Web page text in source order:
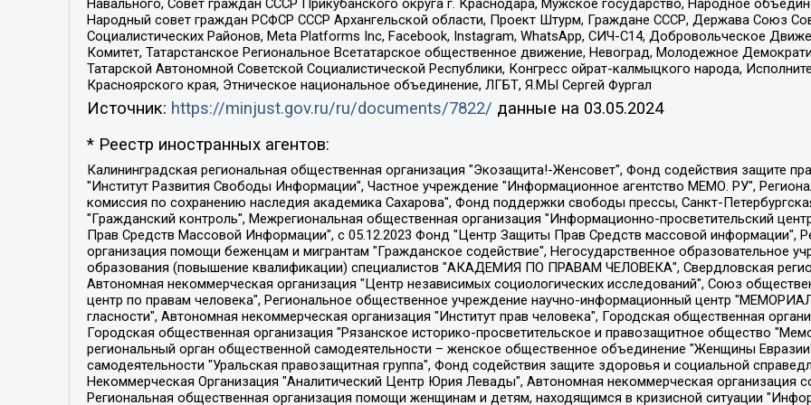
Навального, Совет граждан СССР Прикубанского округа г. Краснодара, Мужское государство, Народное
Народный совет граждан РСФСР СССР Архангельской области, Проект Штурм, Граждане СССР, Держава Союз
Социалистических Районов, Meta Platforms Inc, Facebook, Instagram, WhatsApp, СИЧ-С14, Добровольческое
Комитет, Татарстанское Региональное Всетатарское общественное движение, Невоград, Молодежное
Татарской Автономной Советской Социалистической Республики, Конгресс ойрат-калмыцкого народа,
Красноярского края, Этническое национальное объединение, ЛГБТ, Я.МЫ Сергей Фургал
Источник: https://minjust.gov.ru/ru/documents/7822/ данные на 03.05.2024
* Реестр иностранных агентов:
Калининградская региональная общественная организация "Экозащита!-Женсовет", Фонд содействия защите прав и свобод граждан "Общественный вердикт", Фонд "Институт Развития Свободы Информации", Частное учреждение "Информационное агентство МЕМО. РУ", Региональная общественная организация "Общественная комиссия по сохранению наследия академика Сахарова", Фонд поддержки свободы прессы, Санкт-Петербургская общественная правозащитная организация "Гражданский контроль", Межрегиональная общественная организация "Информационно-просветительский центр "Мемориал", Региональный Фонд "Центр Защиты Прав Средств Массовой Информации", с 05.12.2023 Фонд "Центр Защиты Прав Средств массовой информации", Региональная общественная благотворительная организация помощи беженцам и мигрантам "Гражданское содействие", Негосударственное образовательное учреждение дополнительного профессионального образования (повышение квалификации) специалистов "АКАДЕМИЯ ПО ПРАВАМ ЧЕЛОВЕКА", Свердловская региональная общественная организация "Сутяжник", Автономная некоммерческая организация "Центр независимых социологических исследований", Союз общественных объединений "Российский исследовательский центр по правам человека", Региональное общественное учреждение научно-информационный центр "МЕМОРИАЛ", Некоммерческая организация "Фонд защиты гласности", Автономная некоммерческая организация "Институт прав человека", Городская общественная организация "Екатеринбургское общество "МЕМОРИАЛ", Городская общественная организация "Рязанское историко-просветительское и правозащитное общество "Мемориал" (Рязанский Мемориал), Челябинский региональный орган общественной самодеятельности – женское общественное объединение "Женщины Евразии", Челябинский региональный орган общественной самодеятельности "Уральская правозащитная группа", Фонд содействия защите здоровья и социальной справедливости имени Андрея Рылькова, Автономная Некоммерческая Организация "Аналитический Центр Юрия Левады", Автономная некоммерческая организация социальной поддержки населения "Проект Апрель", Региональная общественная организация помощи женщинам и детям, находящимся в кризисной ситуации "Информационно-методический центр "Анна", Фонд содействия развитию массовых коммуникаций и правовому просвещению "Так-так-Так", Фонд содействия устойчивому развитию "Серебряная тайга", Свердловский региональный общественный фонд социальных проектов "Новое время", "Idel.Реалии", Кавказ.Реалии, Крым.Реалии, Телеканал Настоящее Время, Татаро-башкирская служба Радио Свобода (Azatliq Radiosi), Радио Свободная Европа/Радио Свобода (PCE/PC), "Сибирь.Реалии", "Фактограф", Благотворительный фонд помощи осужденным и их семьям, Автономная некоммерческая организация "Институт глобализации и социальных движений", Фонд "В защиту прав заключенных", Частное учреждение "Центр поддержки и содействия развитию средств массовой информации", Пензенский региональный общественный благотворительный фонд "Гражданский союз", "Север.Реалии", Некоммерческая организация Фонд "Правовая инициатива", Общество с ограниченной ответственностью "Радио Свободная Европа/Радио Свобода", Чешское информационное агентство "MEDIUM-ORIENT", Красноярская региональная общественная организация "Мы против СПИДа", Камалягин Денис Николаевич, Маркелов Сергей Евгеньевич, Пономарев Лев Александрович, Савицкая Людмила Алексеевна, Автономная некоммерческая организация "Центр по работе с проблемой насилия "НАСИЛИЮ.НЕТ", Межрегиональный профессиональный союз работников здравоохранения "Альянс врачей", Юридическое лицо, зарегистрированное в Латвийской Республике, SIA "Medusa Project" (регистрационный номер 40103797863, дата регистрации 10.06.2014), Некоммерческая организация "Фонд по борьбе с коррупцией", Автономная некоммерческая организация "Институт права и публичной политики", Баданин Роман Сергеевич, Гликин Максим Александрович, Железнова Мария Михайловна, Лукьянова Юлия Сергеевна, Маетная Елизавета Витальевна, Маняхин Петр Борисович, Чуракова Ольга Владимировна, Ярош Юлия Петровна, Юридическое лицо "The Insider SIA", зарегистрированное в Риге, Латвийская Республика (дата регистрации 26.06.2015), являющееся администратором доменного имени интернет-издания "The Insider SIA", https://theins.ru, Постернак Алексей Евгеньевич, Рубин Михаил Аркадьевич, Анин Роман Александрович, Юридическое лицо Istories fonds, зарегистрированное в Латвийской Республике (регистрационный номер 50008295751, дата регистрации 24.02.2020), Великовский Дмитрий Александрович, Долинина Ирина Николаевна, Мароховская Алеся Алексеевна, Шлейнов Роман Юрьевич, Шмагун Олеся Валентиновна, Общество с ограниченной ответственностью "Альтаир 2021", Общество с ограниченной ответственностью "Вега 2021", Общество с ограниченной ответственностью "Главный редактор 2021", Общество с ограниченной ответственностью "Ромашки монолит", Важенков Артем Валерьевич, Ивановская областная общественная организация "Центр гендерных исследований", Гурман Юрий Альбертович, Медиапроект "ОВД-Инфо", Егоров Владимир Владимирович, Жилинский Владимир Александрович, Общество с ограниченной ответственностью "ЗП", Иванова София Юрьевна, Карезина Инна Павловна, Кильтау Екатерина Викторовна, Петров Алексей Викторович, Пискунов Сергей Евгеньевич, Смирнов Сергей Сергеевич, Тихонов Михаил Сергеевич, Общество с ограниченной ответственностью "ЖУРНАЛИСТ-ИНОСТРАННЫЙ АГЕНТ", Арапова Галина Юрьевна, Вольтская Татьяна Анатольевна, Американская компания "Mason G.E.S. Anonymous Foundation" (США), являющаяся владельцем интернет-издания https://mnews.world/, Компания "Stichting Bellingcat", зарегистрированная в Нидерландах (дата регистрации 11.07.2018), Захаров Андрей Вячеславович, Клепиковская Екатерина Дмитриевна, Общество с ограниченной ответственностью "МЕМО", Перл Роман Александрович, Симонов Евгений Алексеевич, Соловьева Елена Анатольевна, Сотников Даниил Владимирович, Сурначева Елизавета Дмитриевна, Автономная некоммерческая организация по защите прав человека и информированию населения "Якутия – Наше Мнение", Общество с ограниченной ответственностью "Москоу диджитал медиа", с 26.01.2023 Общество с ограниченной ответственностью "Чайка Белые сады", Ветошкина Валерия Валерьевна, Заговора Максим Александрович, Межрегиональное общественное движение "Российская ЛГБТ - сеть", Оленичев Максим Владимирович, Павлов Иван Юрьевич, Скворцова Елена Сергеевна, Общество с ограниченной ответственностью "Как бы инагент", Кочетков Игорь Викторович, Общество с ограниченной ответственностью "Честные выборы", Еланчик Олег Александрович, Общество с ограниченной ответственностью "Нобелевский призыв", Гималова Регина Эмилевна, Григорьев Андрей Валерьевич, Григорьева Алина Александровна, Ассоциация по содействию защите прав призывников, альтернативнослужащих и военнослужащих "Правозащитная группа